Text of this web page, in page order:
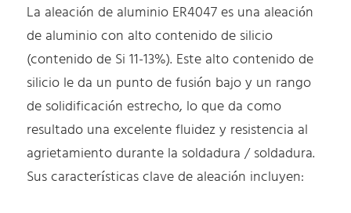
La aleación de aluminio ER4047 es una aleación
de aluminio con alto contenido de silicio
(contenido de Si 11-13%). Este alto contenido de
silicio le da un punto de fusión bajo y un rango
de solidificación estrecho, lo que da como
resultado una excelente fluidez y resistencia al
agrietamiento durante la soldadura / soldadura.
Sus características clave de aleación incluyen: